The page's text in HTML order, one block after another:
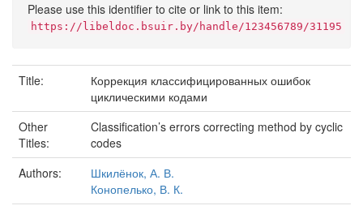
Please use this identifier to cite or link to this item:
https://libeldoc.bsuir.by/handle/123456789/31195
Title:
Коррекция классифицированных ошибок
циклическими кодами
Other
Titles:
Classification’s errors correcting method by cyclic
codes
Authors:
Шкилёнок, А. В.
Конопелько, В. К.